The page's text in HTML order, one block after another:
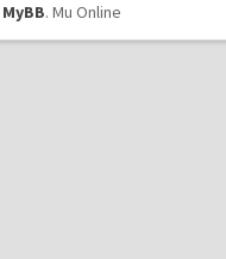
MyBB. Mu Online